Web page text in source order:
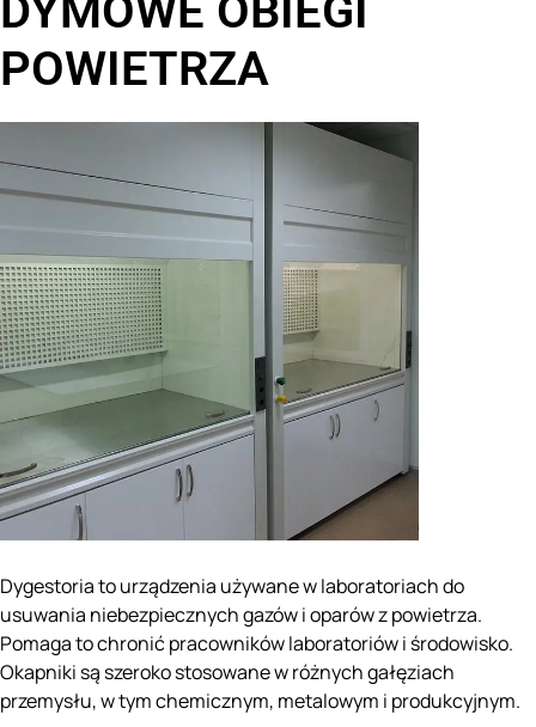
DYMOWE OBIEGI
POWIETRZA
Dygestoria to urządzenia używane w laboratoriach do
usuwania niebezpiecznych gazów i oparów z powietrza.
Pomaga to chronić pracowników laboratoriów i środowisko.
Okapniki są szeroko stosowane w różnych gałęziach
przemysłu, w tym chemicznym, metalowym i produkcyjnym.